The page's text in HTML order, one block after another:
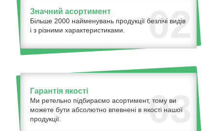
02
Значний асортимент
Більше 2000 найменувань продукції безлічі видів
і з різними характеристиками.
03
Гарантія якості
Ми ретельно підбираємо асортимент, тому ви
можете бути абсолютно впевнені в якості нашої
продукції.